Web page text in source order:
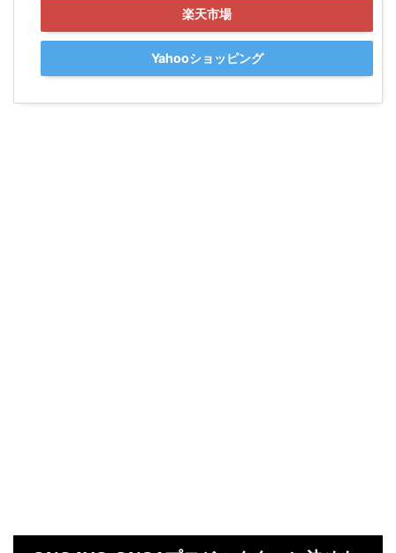
楽天市場
Yahooショッピング